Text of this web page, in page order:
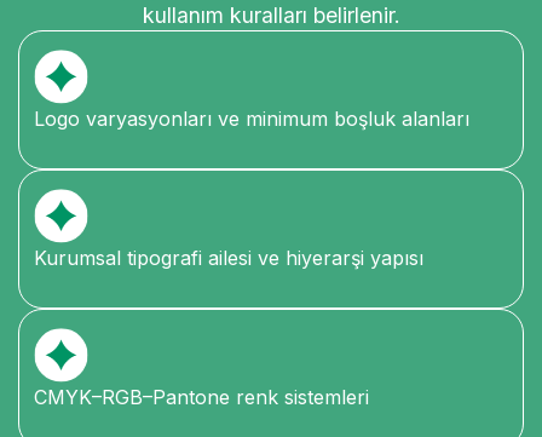
kullanım kuralları belirlenir.
Logo varyasyonları ve minimum boşluk alanları
Kurumsal tipografi ailesi ve hiyerarşi yapısı
CMYK–RGB–Pantone renk sistemleri